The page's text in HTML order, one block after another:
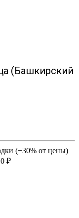
(Башкирский
(+30% от цены)
₽